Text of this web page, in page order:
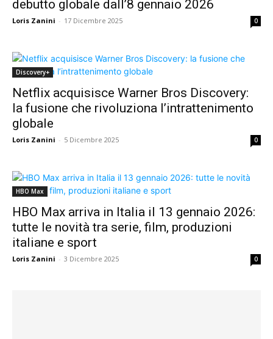
debutto globale dall’8 gennaio 2026
Loris Zanini - 17 Dicembre 2025 0
Discovery+
Netflix acquisisce Warner Bros Discovery:
la fusione che rivoluziona l’intrattenimento
globale
Loris Zanini - 5 Dicembre 2025 0
HBO Max
HBO Max arriva in Italia il 13 gennaio 2026:
tutte le novità tra serie, film, produzioni
italiane e sport
Loris Zanini - 3 Dicembre 2025 0